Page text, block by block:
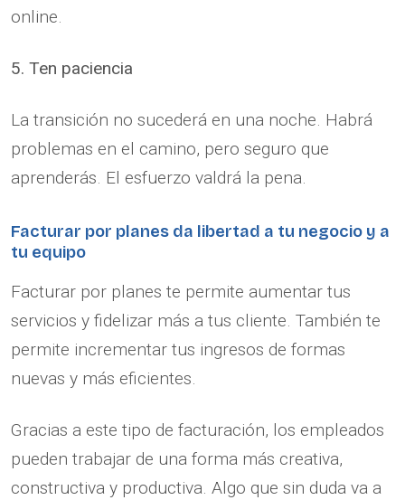
online.
5. Ten paciencia
La transición no sucederá en una noche. Habrá
problemas en el camino, pero seguro que
aprenderás. El esfuerzo valdrá la pena.
Facturar por planes da libertad a tu negocio y a
tu equipo
Facturar por planes te permite aumentar tus
servicios y fidelizar más a tus cliente. También te
permite incrementar tus ingresos de formas
nuevas y más eficientes.
Gracias a este tipo de facturación, los empleados
pueden trabajar de una forma más creativa,
constructiva y productiva. Algo que sin duda va a